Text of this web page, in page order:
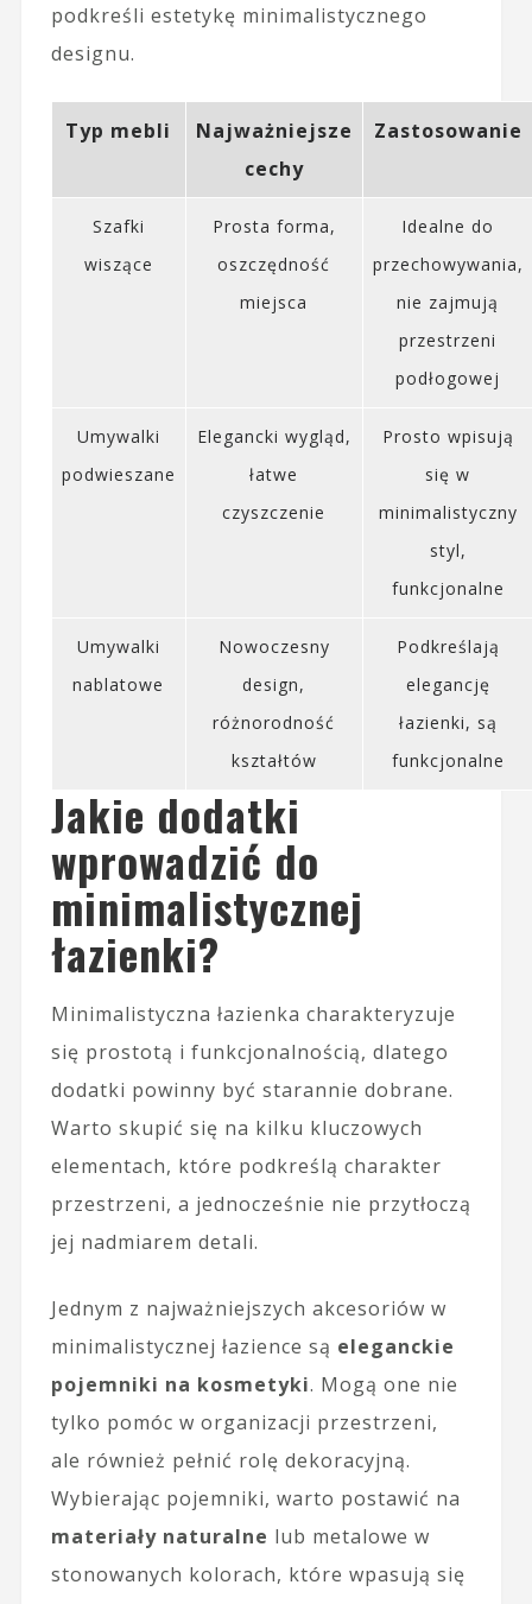
podkreśli estetykę minimalistycznego
designu.
Typ mebli
Najważniejsze
cechy
Zastosowanie
Szafki
wiszące
Prosta forma,
oszczędność
miejsca
Idealne do
przechowywania,
nie zajmują
przestrzeni
podłogowej
Umywalki
podwieszane
Elegancki wygląd,
łatwe
czyszczenie
Prosto wpisują
się w
minimalistyczny
styl,
funkcjonalne
Umywalki
nablatowe
Nowoczesny
design,
różnorodność
kształtów
Podkreślają
elegancję
łazienki, są
funkcjonalne
Jakie dodatki
wprowadzić do
minimalistycznej
łazienki?
Minimalistyczna łazienka charakteryzuje
się prostotą i funkcjonalnością, dlatego
dodatki powinny być starannie dobrane.
Warto skupić się na kilku kluczowych
elementach, które podkreślą charakter
przestrzeni, a jednocześnie nie przytłoczą
jej nadmiarem detali.
Jednym z najważniejszych akcesoriów w
minimalistycznej łazience są eleganckie
pojemniki na kosmetyki. Mogą one nie
tylko pomóc w organizacji przestrzeni,
ale również pełnić rolę dekoracyjną.
Wybierając pojemniki, warto postawić na
materiały naturalne lub metalowe w
stonowanych kolorach, które wpasują się